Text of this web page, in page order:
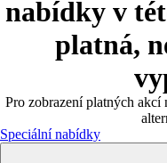
nabídky v
platná,
Pro zobrazení platných akcí
Speciální nabídky